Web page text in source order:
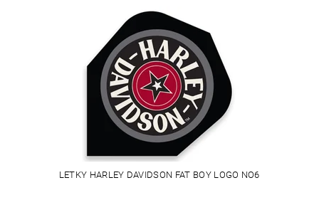
LETKY HARLEY DAVIDSON FAT BOY LOGO NO6